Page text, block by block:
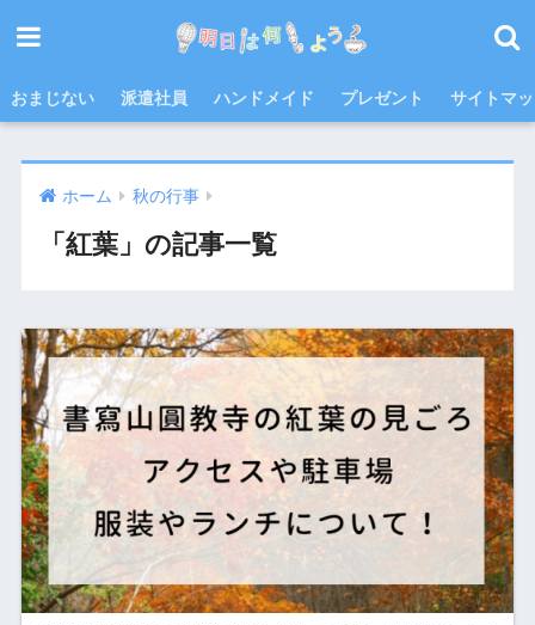
おまじない 派遣社員 ハンドメイド プレゼント サイトマ
ホーム 秋の行事
「紅葉」の記事一覧